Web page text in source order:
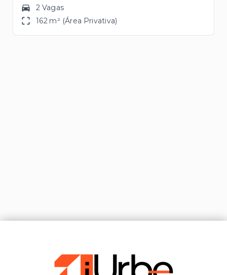
2 Vagas
162 m² (Área Privativa)